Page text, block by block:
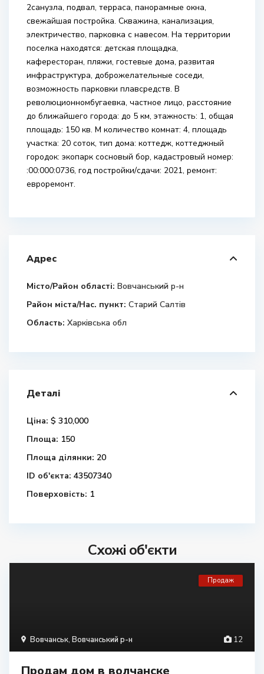
2санузла, подвал, терраса, панорамные окна,
свежайшая постройка. Скважина, канализация,
электричество, парковка с навесом. На территории
поселка находятся: детская площадка,
кафересторан, пляжи, гостевые дома, развитая
инфраструктура, доброжелательные соседи,
возможность парковки плавсредств. В
революционномбугаевка, частное лицо, расстояние
до ближайшего города: до 5 км, этажность: 1, общая
площадь: 150 кв. М количество комнат: 4, площадь
участка: 20 соток, тип дома: коттедж, коттеджный
городок: экопарк сосновый бор, кадастровый номер:
:00:000:0736, год постройки/сдачи: 2021, ремонт:
евроремонт.
Адрес
Місто/Район області: Вовчанський р-н
Район міста/Нас. пункт: Старий Салтів
Область: Харківська обл
Деталі
Ціна: $ 310,000
Площа: 150
Площа ділянки: 20
ID об'єкта: 43507340
Поверховість: 1
Схожі об'єкти
12
Вовчанськ, Вовчанський р-н
Продаж
Продам дом в волчанске